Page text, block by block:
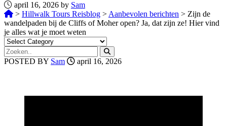
april 16, 2026 by Sam
> Hillwalk Tours Reisblog > Aanbevolen berichten > Zijn de
wandelpaden bij de Cliffs of Moher open? Ja, dat zijn ze! Hier vind
je alles wat je moet weten
POSTED BY Sam april 16, 2026